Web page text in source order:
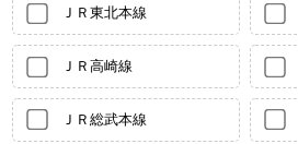
ＪＲ東北本線
ＪＲ高崎線
ＪＲ総武本線